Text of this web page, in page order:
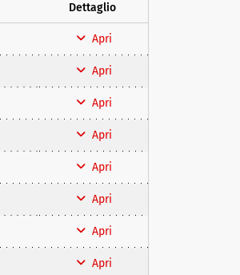
Dettaglio
Apri
Apri
Apri
Apri
Apri
Apri
Apri
Apri